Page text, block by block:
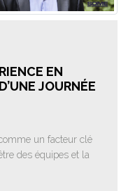
EN
JOURNÉE
un facteur clé
des équipes et la